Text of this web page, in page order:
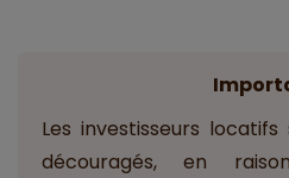
Les investisseurs
découragés, en